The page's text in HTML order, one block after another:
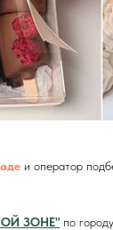
и оператор
ЗОНЕ" по